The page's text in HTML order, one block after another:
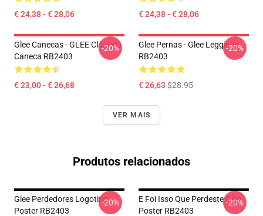
€ 24,38 - € 28,06 € 24,38 - € 28,06
Glee Canecas - GLEE Clássico
Caneca RB2403
€ 23,00 - € 26,68
-20%
Glee Pernas - Glee Leggings
RB2403
€ 26,63 $28.95
-20%
VER MAIS
Produtos relacionados
Glee Perdedores Logotipo
Poster RB2403
-20%
E Foi Isso Que Perdeste Glee
Poster RB2403
-20%